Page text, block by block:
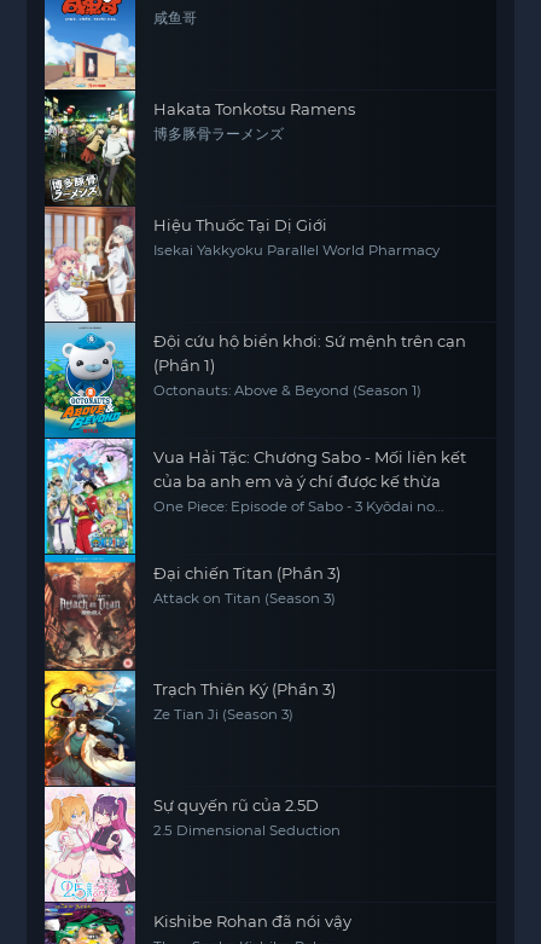
咸鱼哥
Hakata Tonkotsu Ramens
博多豚骨ラーメンズ
Hiệu Thuốc Tại Dị Giới
Isekai Yakkyoku Parallel World Pharmacy
Đội cứu hộ biển khơi: Sứ mệnh trên cạn
(Phần 1)
Octonauts: Above & Beyond (Season 1)
Vua Hải Tặc: Chương Sabo - Mối liên kết
của ba anh em và ý chí được kế thừa
One Piece: Episode of Sabo - 3 Kyōdai no
Inherited Will
Đại chiến Titan (Phần 3)
Attack on Titan (Season 3)
Trạch Thiên Ký (Phần 3)
Ze Tian Ji (Season 3)
Sự quyến rũ của 2.5D
2.5 Dimensional Seduction
Kishibe Rohan đã nói vậy